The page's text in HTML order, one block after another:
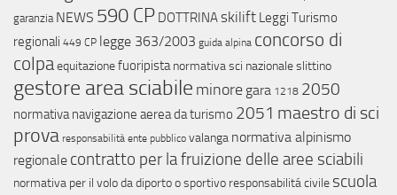
garanzia NEWS 590 CP DOTTRINAskilift Leggi Turismo
regionali 449 CP legge 363/2003 guida alpina concorso di
colpaequitazionefuoripista normativa sci nazionaleslittino
gestore area sciabile minore gara 1218 2050
normativa navigazione aerea da turismo 2051 maestro di sci
prova responsabilità ente pubblico valanga normativa alpinismo
regionale contratto per la fruizione delle aree sciabili
normativa per il volo da diporto o sportivo responsabilitá civile scuola